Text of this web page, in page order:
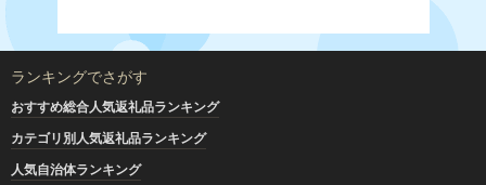
ランキングでさがす
おすすめ総合人気返礼品ランキング
カテゴリ別人気返礼品ランキング
人気自治体ランキング